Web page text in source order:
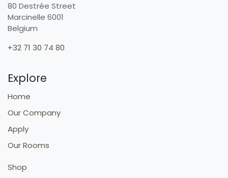
80 Destrée Street
Marcinelle 6001
Belgium
+32 71 30 74 80
Explore
Home
Our Company
Apply
Our Rooms
Shop